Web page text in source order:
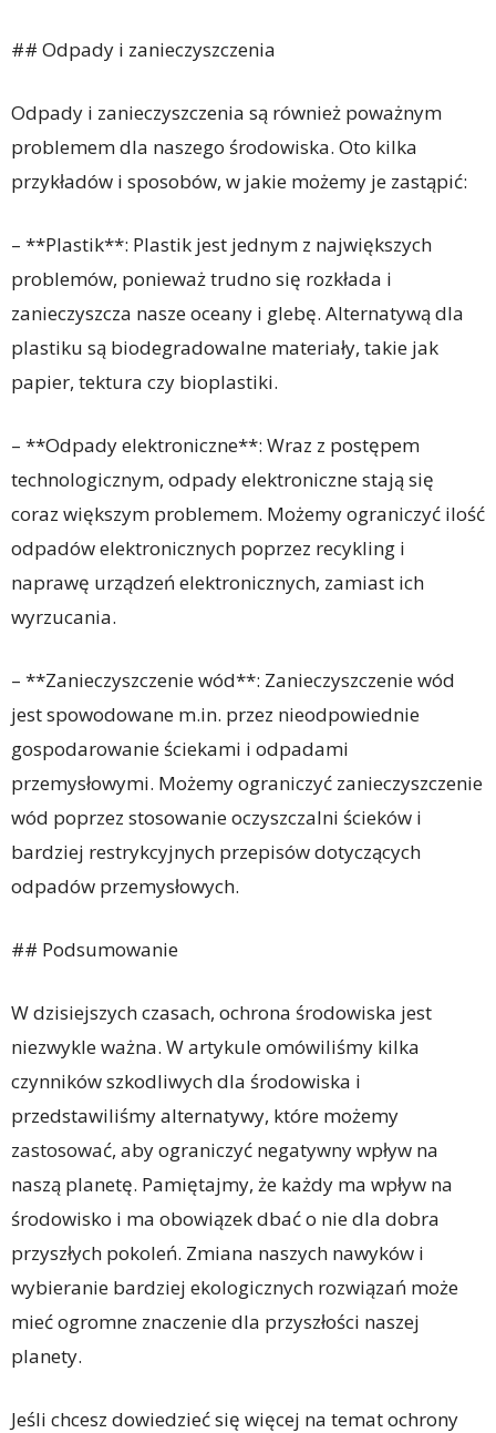
## Odpady i zanieczyszczenia
Odpady i zanieczyszczenia są również poważnym
problemem dla naszego środowiska. Oto kilka
przykładów i sposobów, w jakie możemy je zastąpić:
– **Plastik**: Plastik jest jednym z największych
problemów, ponieważ trudno się rozkłada i
zanieczyszcza nasze oceany i glebę. Alternatywą dla
plastiku są biodegradowalne materiały, takie jak
papier, tektura czy bioplastiki.
– **Odpady elektroniczne**: Wraz z postępem
technologicznym, odpady elektroniczne stają się
coraz większym problemem. Możemy ograniczyć ilość
odpadów elektronicznych poprzez recykling i
naprawę urządzeń elektronicznych, zamiast ich
wyrzucania.
– **Zanieczyszczenie wód**: Zanieczyszczenie wód
jest spowodowane m.in. przez nieodpowiednie
gospodarowanie ściekami i odpadami
przemysłowymi. Możemy ograniczyć zanieczyszczenie
wód poprzez stosowanie oczyszczalni ścieków i
bardziej restrykcyjnych przepisów dotyczących
odpadów przemysłowych.
## Podsumowanie
W dzisiejszych czasach, ochrona środowiska jest
niezwykle ważna. W artykule omówiliśmy kilka
czynników szkodliwych dla środowiska i
przedstawiliśmy alternatywy, które możemy
zastosować, aby ograniczyć negatywny wpływ na
naszą planetę. Pamiętajmy, że każdy ma wpływ na
środowisko i ma obowiązek dbać o nie dla dobra
przyszłych pokoleń. Zmiana naszych nawyków i
wybieranie bardziej ekologicznych rozwiązań może
mieć ogromne znaczenie dla przyszłości naszej
planety.
Jeśli chcesz dowiedzieć się więcej na temat ochrony